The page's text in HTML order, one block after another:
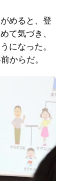
めると、登
て気づき、
になった。
からだ。